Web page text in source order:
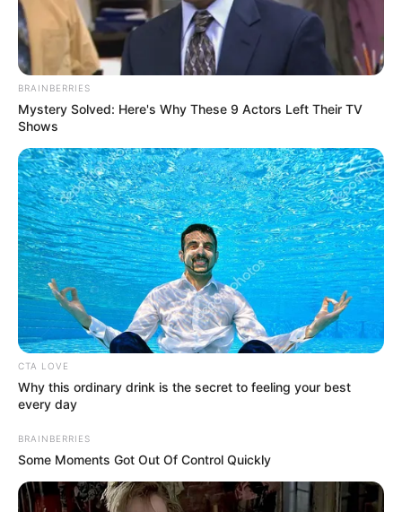
Denuncian presunto abuso
de autoridad en
procedimiento de riña
entre vecinos del barrio
Santa Cruz
VIOLENCIA DE GÉNERO
Borracho habría asesinado
a golpes a su novia de 17
BARRIO SANTA CRUZ
Mató a una mujer por
BRAINBERRIES
Mystery Solved: Here's Why These 9 Actors Left Their TV
Shows
CTA LOVE
Why this ordinary drink is the secret to feeling your best
every day
BRAINBERRIES
Some Moments Got Out Of Control Quickly